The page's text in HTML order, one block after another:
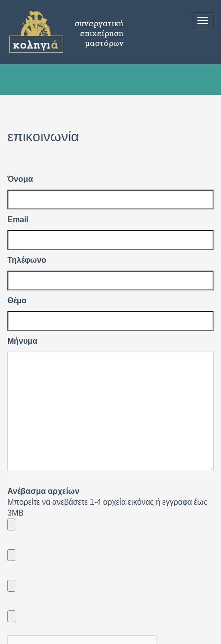
επικοινωνία
Όνομα
Email
Τηλέφωνο
Θέμα
Μήνυμα
Ανέβασμα αρχείων
Μπορείτε να ανεβάσετε 1-4 αρχεία εικόνας ή εγγραφα έως
3MB